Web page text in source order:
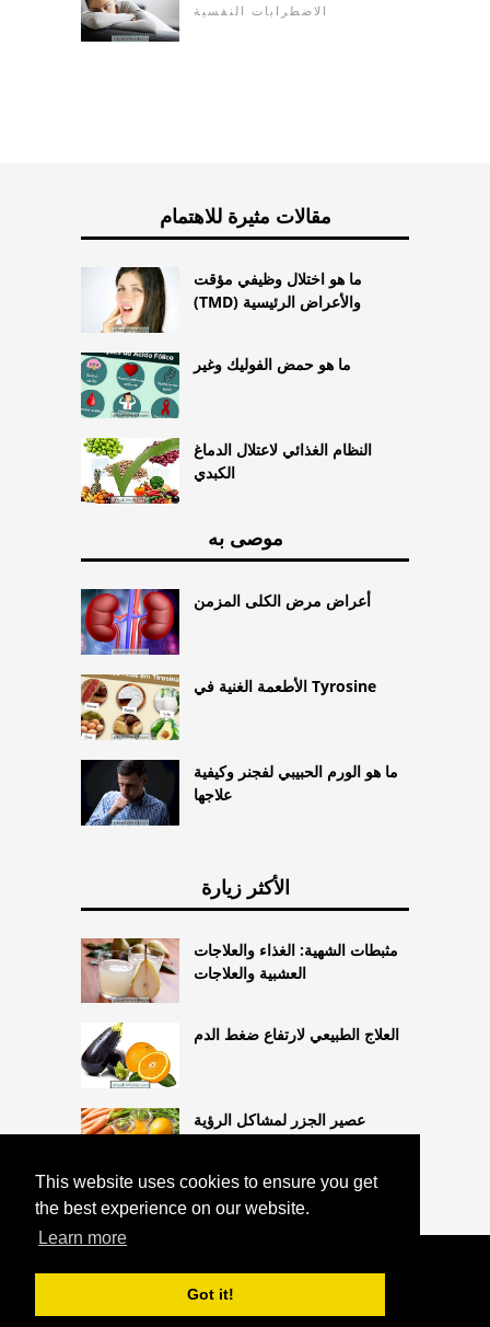
This website uses cookies to ensure you get
the best experience on our website.
Learn more
Got it!
الاضطرابات النفسية
مقالات مثيرة للاهتمام
ما هو اختلال وظيفي مؤقت
(TMD) والأعراض الرئيسية
ما هو حمض الفوليك وغير
النظام الغذائي لاعتلال الدماغ
الكبدي
موصى به
أعراض مرض الكلى المزمن
الأطعمة الغنية في Tyrosine
ما هو الورم الحبيبي لفجنر وكيفية
علاجها
الأكثر زيارة
مثبطات الشهية: الغذاء والعلاجات
العشبية والعلاجات
العلاج الطبيعي لارتفاع ضغط الدم
عصير الجزر لمشاكل الرؤية
COPYRIGHT 2026
HTTPS://THELIGHTLIFEBLOG.COM